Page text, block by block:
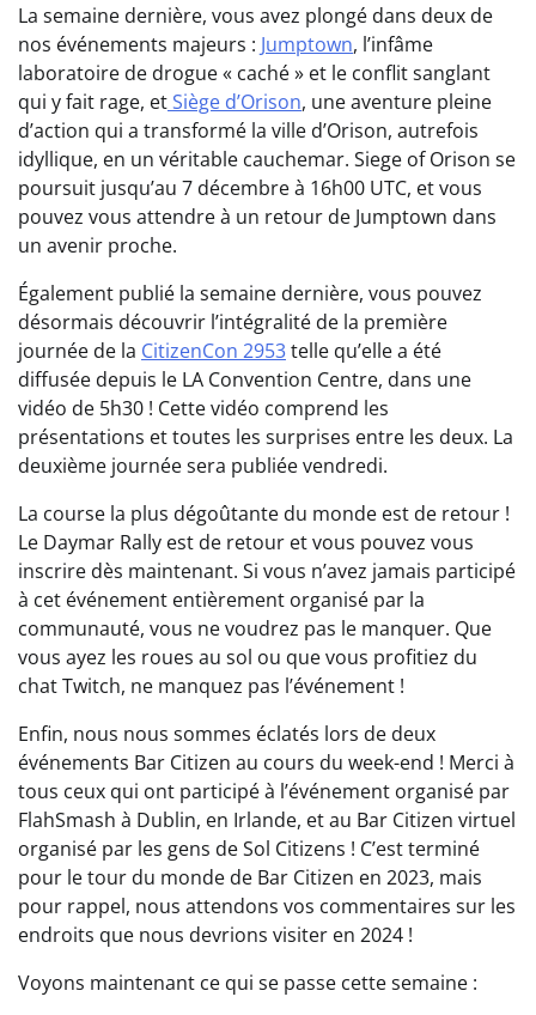
La semaine dernière, vous avez plongé dans deux de
nos événements majeurs : Jumptown, l’infâme
laboratoire de drogue « caché » et le conflit sanglant
qui y fait rage, etSiège d’Orison, une aventure pleine
d’action qui a transformé la ville d’Orison, autrefois
idyllique, en un véritable cauchemar. Siege of Orison se
poursuit jusqu’au 7 décembre à 16h00 UTC, et vous
pouvez vous attendre à un retour de Jumptown dans
un avenir proche.
Également publié la semaine dernière, vous pouvez
désormais découvrir l’intégralité de la première
journée de la CitizenCon 2953telle qu’elle a été
diffusée depuis le LA Convention Centre, dans une
vidéo de 5h30 ! Cette vidéo comprend les
présentations et toutes les surprises entre les deux. La
deuxième journée sera publiée vendredi.
La course la plus dégoûtante du monde est de retour !
Le Daymar Rally est de retour et vous pouvez vous
inscrire dès maintenant. Si vous n’avez jamais participé
à cet événement entièrement organisé par la
communauté, vous ne voudrez pas le manquer. Que
vous ayez les roues au sol ou que vous profitiez du
chat Twitch, ne manquez pas l’événement !
Enfin, nous nous sommes éclatés lors de deux
événements Bar Citizen au cours du week-end ! Merci à
tous ceux qui ont participé à l’événement organisé par
FlahSmash à Dublin, en Irlande, et au Bar Citizen virtuel
organisé par les gens de Sol Citizens ! C’est terminé
pour le tour du monde de Bar Citizen en 2023, mais
pour rappel, nous attendons vos commentaires sur les
endroits que nous devrions visiter en 2024 !
Voyons maintenant ce qui se passe cette semaine :